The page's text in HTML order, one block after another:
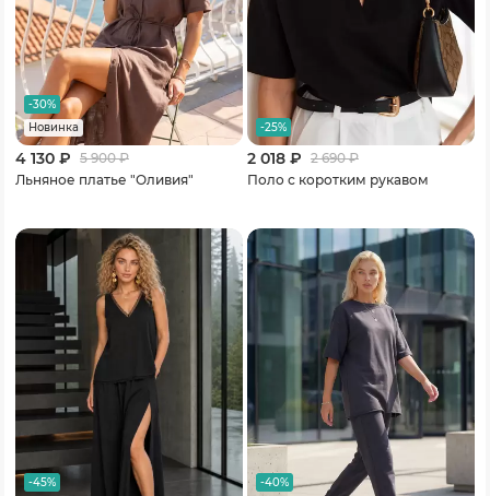
-30%
Новинка
4 130 ₽ 5 900₽
Льняное платье "Оливия"
-25%
2 018 ₽ 2 690₽
Поло с коротким рукавом
-45%
-40%